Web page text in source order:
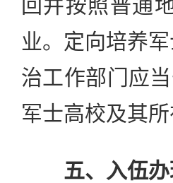
回并按照普通
业。定向培养
治工作部门应
军士高校及其
五、入伍